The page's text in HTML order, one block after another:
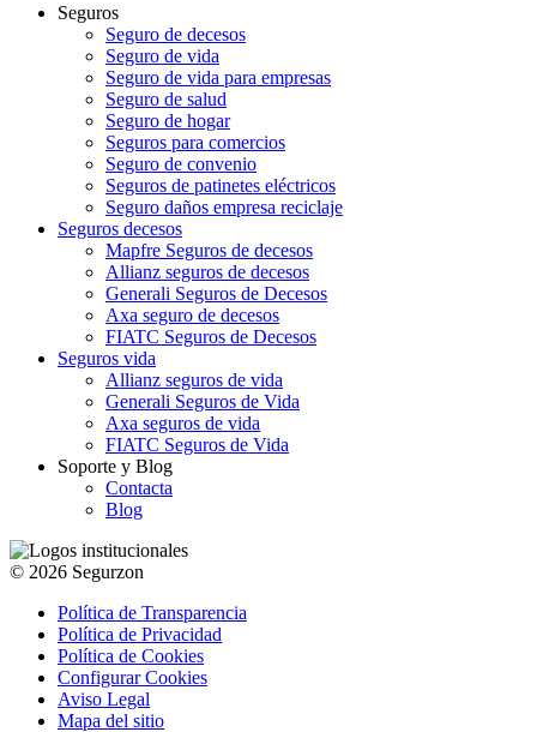
Seguros
Seguro de decesos
Seguro de vida
Seguro de vida para empresas
Seguro de salud
Seguro de hogar
Seguros para comercios
Seguro de convenio
Seguros de patinetes eléctricos
Seguro daños empresa reciclaje
Seguros decesos
Mapfre Seguros de decesos
Allianz seguros de decesos
Generali Seguros de Decesos
Axa seguro de decesos
FIATC Seguros de Decesos
Seguros vida
Allianz seguros de vida
Generali Seguros de Vida
Axa seguros de vida
FIATC Seguros de Vida
Soporte y Blog
Contacta
Blog
© 2026 Segurzon
Política de Transparencia
Política de Privacidad
Política de Cookies
Configurar Cookies
Aviso Legal
Mapa del sitio